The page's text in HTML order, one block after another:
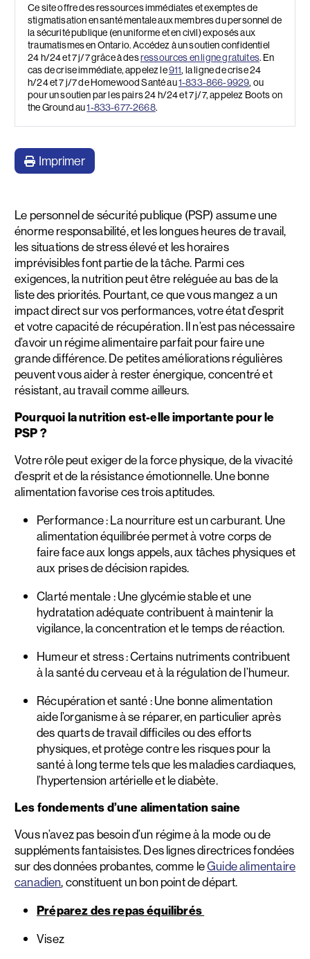
Ce site offre des ressources immédiates et exemptes de
stigmatisation en santé mentale aux membres du personnel de
la sécurité publique (en uniforme et en civil) exposés aux
traumatismes en Ontario. Accédez à un soutien confidentiel
24 h/24 et 7 j/7 grâce à desressources en ligne gratuites. En
cas de crise immédiate, appelez le911, la ligne de crise 24
h/24 et 7 j/7 de Homewood Santé au1-833-866-9929, ou
pour un soutien par les pairs 24 h/24 et 7 j/7, appelez Boots on
the Ground au1-833-677-2668.
Imprimer
Le personnel de sécurité publique (PSP) assume une
énorme responsabilité, et les longues heures de travail,
les situations de stress élevé et les horaires
imprévisibles font partie de la tâche. Parmi ces
exigences, la nutrition peut être reléguée au bas de la
liste des priorités. Pourtant, ce que vous mangez a un
impact direct sur vos performances, votre état d’esprit
et votre capacité de récupération. Il n’est pas nécessaire
d’avoir un régime alimentaire parfait pour faire une
grande différence. De petites améliorations régulières
peuvent vous aider à rester énergique, concentré et
résistant, au travail comme ailleurs.
Pourquoi la nutrition est-elle importante pour le
PSP ?
Votre rôle peut exiger de la force physique, de la vivacité
d’esprit et de la résistance émotionnelle. Une bonne
alimentation favorise ces trois aptitudes.
Performance : La nourriture est un carburant. Une
alimentation équilibrée permet à votre corps de
faire face aux longs appels, aux tâches physiques et
aux prises de décision rapides.
Clarté mentale : Une glycémie stable et une
hydratation adéquate contribuent à maintenir la
vigilance, la concentration et le temps de réaction.
Humeur et stress : Certains nutriments contribuent
à la santé du cerveau et à la régulation de l’humeur.
Récupération et santé : Une bonne alimentation
aide l’organisme à se réparer, en particulier après
des quarts de travail difficiles ou des efforts
physiques, et protège contre les risques pour la
santé à long terme tels que les maladies cardiaques,
l’hypertension artérielle et le diabète.
Les fondements d’une alimentation saine
Vous n’avez pas besoin d’un régime à la mode ou de
suppléments fantaisistes. Des lignes directrices fondées
sur des données probantes, comme leGuide alimentaire
canadien, constituent un bon point de départ.
Préparez des repas équilibrés
Visez